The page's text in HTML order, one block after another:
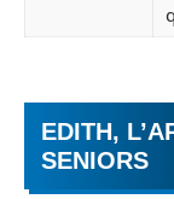
EDITH,
SENIORS